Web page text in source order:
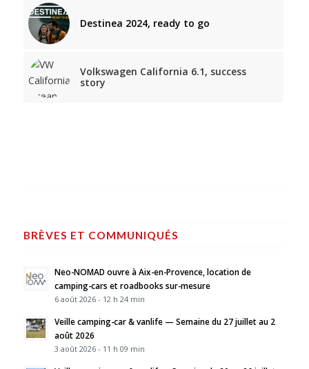
Destinea 2024, ready to go
Volkswagen California 6.1, success
story
BRÈVES ET COMMUNIQUÉS
Neo-NOMAD ouvre à Aix-en-Provence, location de
camping-cars et roadbooks sur-mesure
6 août 2026 - 12 h 24 min
Veille camping-car & vanlife — Semaine du 27 juillet au 2
août 2026
3 août 2026 - 11 h 09 min